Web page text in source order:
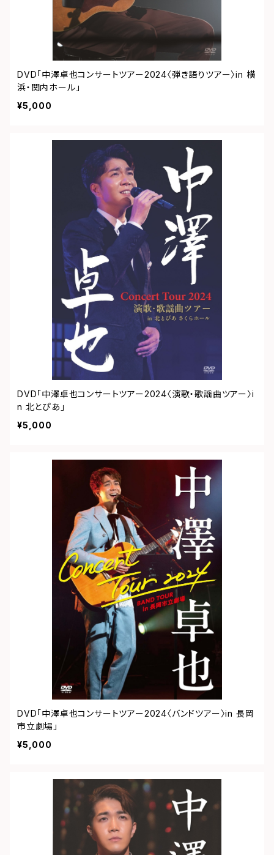
DVD「中澤卓也コンサートツアー2024〈弾き語りツアー〉in 横
浜・関内ホール」
¥5,000
DVD「中澤卓也コンサートツアー2024〈演歌・歌謡曲ツアー〉i
n 北とぴあ」
¥5,000
DVD「中澤卓也コンサートツアー2024〈バンドツアー〉in 長岡
市立劇場」
¥5,000